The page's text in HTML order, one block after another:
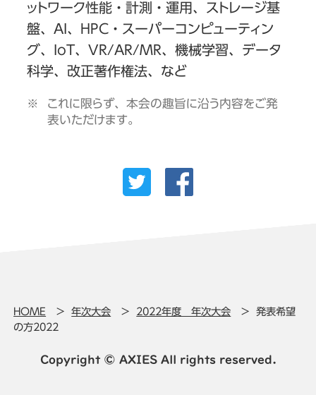
ットワーク性能・計測・運用、ストレージ基
盤、AI、HPC・スーパーコンピューティン
グ、IoT、VR/AR/MR、機械学習、データ
科学、改正著作権法、など
これに限らず、本会の趣旨に沿う内容をご発
表いただけます。
HOME 年次大会 2022年度 年次大会
発表希望
の方2022
Copyright © AXIES All rights reserved.